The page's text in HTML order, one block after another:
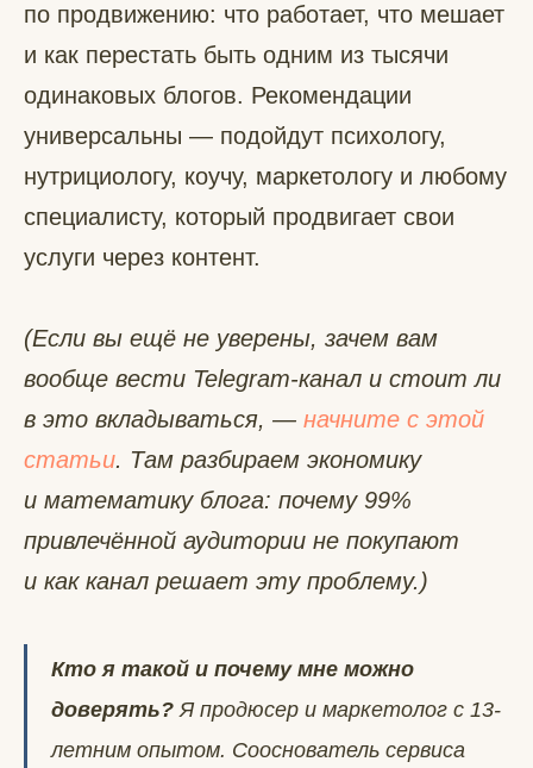
по продвижению: что работает, что мешает
и как перестать быть одним из тысячи
одинаковых блогов. Рекомендации
универсальны — подойдут психологу,
нутрициологу, коучу, маркетологу и любому
специалисту, который продвигает свои
услуги через контент.
(Если вы ещё не уверены, зачем вам
вообще вести Telegram-канал и стоит ли
в это вкладываться, — начните с этой
статьи. Там разбираем экономику
и математику блога: почему 99%
привлечённой аудитории не покупают
и как канал решает эту проблему.)
Кто я такой и почему мне можно
доверять?Я продюсер и маркетолог с 13-
летним опытом. Сооснователь сервиса